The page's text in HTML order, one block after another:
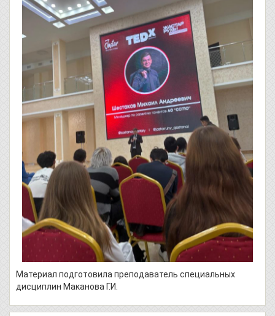
Материал подготовила преподаватель специальных
дисциплин Маканова Г.И.